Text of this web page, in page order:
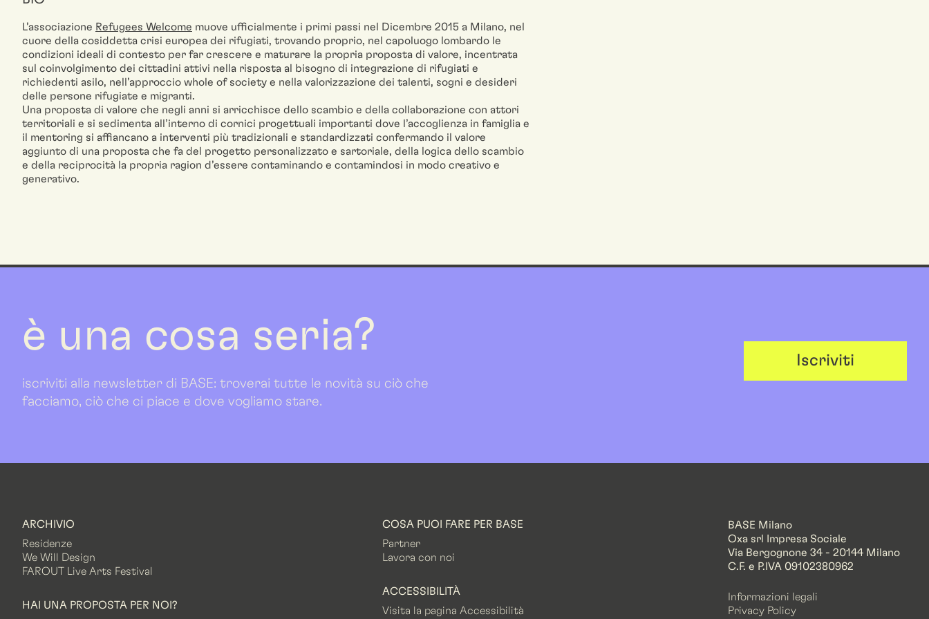
L’associazione Refugees Welcome muove ufficialmente i primi passi nel Dicembre 2015 a Milano, nel
cuore della cosiddetta crisi europea dei rifugiati, trovando proprio, nel capoluogo lombardo le
condizioni ideali di contesto per far crescere e maturare la propria proposta di valore, incentrata
sul coinvolgimento dei cittadini attivi nella risposta al bisogno di integrazione di rifugiati e
richiedenti asilo, nell’approccio whole of society e nella valorizzazione dei talenti, sogni e desideri
delle persone rifugiate e migranti.
Una proposta di valore che negli anni si arricchisce dello scambio e della collaborazione con attori
territoriali e si sedimenta all’interno di cornici progettuali importanti dove l’accoglienza in famiglia e
il mentoring si affiancano a interventi più tradizionali e standardizzati confermando il valore
aggiunto di una proposta che fa del progetto personalizzato e sartoriale, della logica dello scambio
e della reciprocità la propria ragion d’essere contaminando e contamindosi in modo creativo e
generativo.
è una cosa seria?
iscriviti alla newsletter di BASE: troverai tutte le novità su ciò che
facciamo, ciò che ci piace e dove vogliamo stare.
Iscriviti
ARCHIVIO
Residenze
We Will Design
FAROUT Live Arts Festival
HAI UNA PROPOSTA PER NOI?
COSA PUOI FARE PER BASE
Partner
Lavora con noi
ACCESSIBILITÀ
Visita la pagina Accessibilità
BASE Milano
Oxa srl Impresa Sociale
Via Bergognone 34 - 20144 Milano
C.F. e P.IVA 09102380962
Informazioni legali
Privacy Policy